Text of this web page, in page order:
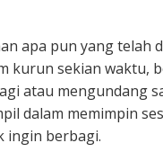
apa pun yang telah
kurun sekian waktu,
atau mengundang
dalam memimpin
ingin berbagi.